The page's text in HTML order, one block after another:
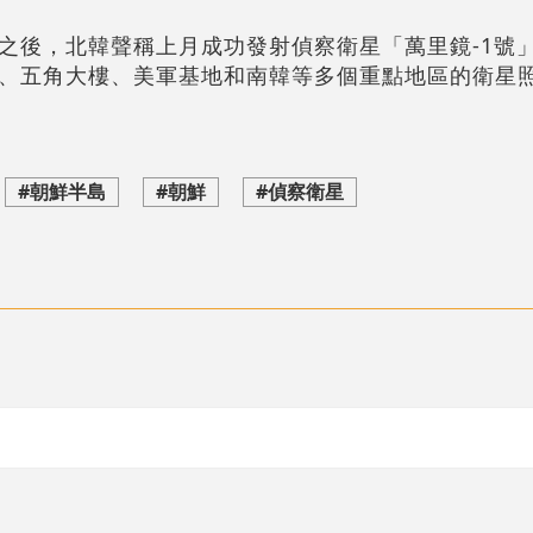
後，北韓聲稱上月成功發射偵察衛星「萬里鏡-1號
五角大樓、美軍基地和南韓等多個重點地區的衛星
#朝鮮半島 #朝鮮 #偵察衛星